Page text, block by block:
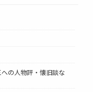
の人物評・懐旧談な